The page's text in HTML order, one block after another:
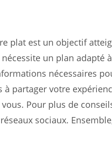
plat est un objectif
un plan adapté
nécessaires
partager votre
Pour plus de
sociaux.